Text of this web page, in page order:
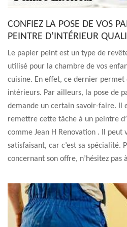
CONFIEZ LA POSE DE VOS
PEINTRE D’INTÉRIEUR
Le papier peint est un type de
utilisé pour la chambre de vos
cuisine. En effet, ce dernier permet
intérieurs. Par ailleurs, la pose de
demande un certain savoir-faire. Il
remettre cette tâche à un peintre
comme Jean H Renovation . Il peut
satisfaisant, car c’est sa spécialité.
concernant son offre, n’hésitez pas